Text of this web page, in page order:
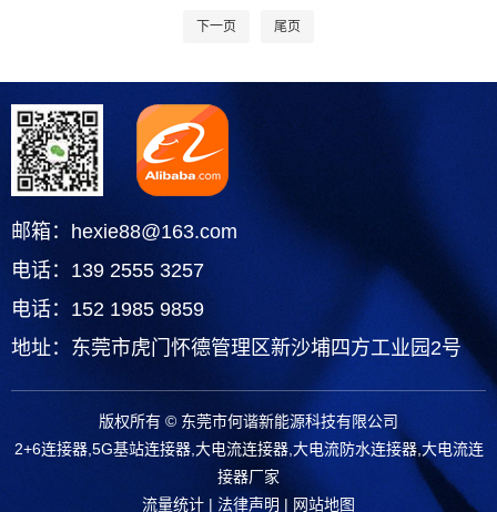
下一页 尾页
邮箱：hexie88@163.com
电话：139 2555 3257
电话：152 1985 9859
地址：东莞市虎门怀德管理区新沙埔四方工业园2号
版权所有 © 东莞市何谐新能源科技有限公司
2+6连接器,5G基站连接器,大电流连接器,大电流防水连接器,大电流连
接器厂家
流量统计 | 法律声明 | 网站地图